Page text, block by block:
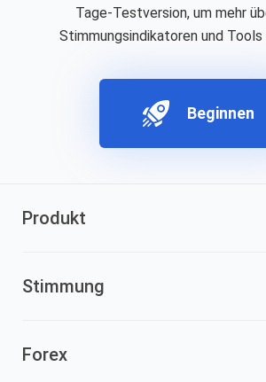
Tage-Testversion, um mehr
Stimmungsindikatoren und Tools
Beginnen
Produkt
Stimmung
Forex